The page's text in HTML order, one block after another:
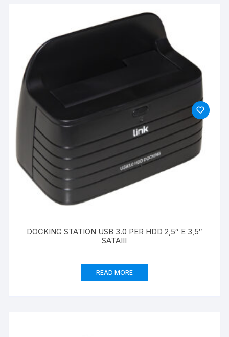
DOCKING STATION USB 3.0 PER HDD 2,5″ E 3,5″
SATAIII
READ MORE